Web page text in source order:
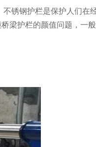
锈钢护栏是保护人们在
梁护栏的颜值问题，一